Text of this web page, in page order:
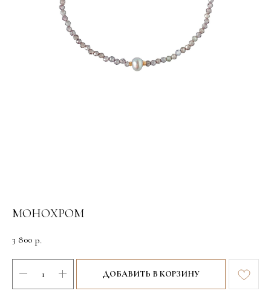
МОНОХРОМ
3 800 р.
ДОБАВИТЬ В КОРЗИНУ